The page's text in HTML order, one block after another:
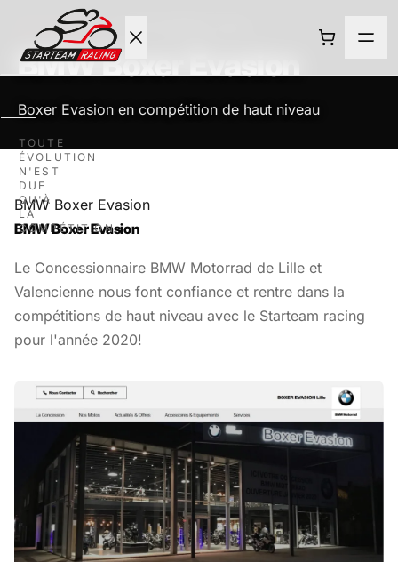
ACCUEIL
ROULAGE
NEWS
L'ECURIE
BOUTIQUE
THÈME
TOUTE
ÉVOLUTION
N'EST
DUE
QU'À
LA
COMPÉTITION.
ACTUALITÉS·27 SEPTEMBRE 2020
BMW Boxer Evasion
Boxer Evasion en compétition de haut niveau
BMW Boxer Evasion
BMW Boxer Evasion
Le Concessionnaire BMW Motorrad de Lille et
Valencienne nous font confiance et rentre dans la
compétitions de haut niveau avec le Starteam racing
pour l'année 2020!